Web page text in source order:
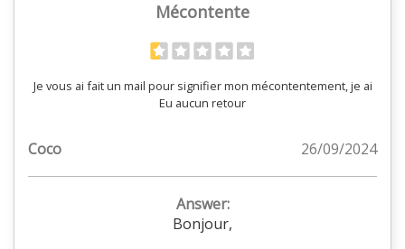
Mécontente
Je vous ai fait un mail pour signifier mon mécontentement, je ai
Eu aucun retour
Coco 26/09/2024
Answer:
Bonjour,